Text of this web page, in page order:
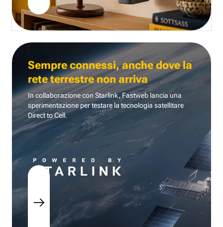
Sempre connessi, anche dove la
rete terrestre non arriva
In collaborazione con Starlink, Fastweb lancia una
sperimentazione per testare la tecnologia satellitare
Direct to Cell.